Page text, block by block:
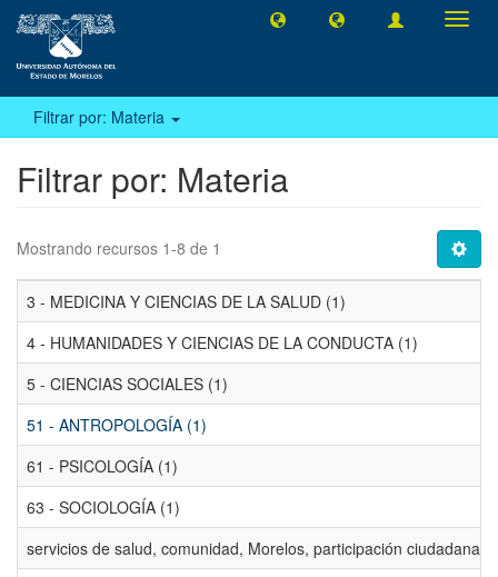
Filtrar por: Materia
Filtrar por: Materia
Mostrando recursos 1-8 de 1
3 - MEDICINA Y CIENCIAS DE LA SALUD (1)
4 - HUMANIDADES Y CIENCIAS DE LA CONDUCTA (1)
5 - CIENCIAS SOCIALES (1)
51 - ANTROPOLOGÍA (1)
61 - PSICOLOGÍA (1)
63 - SOCIOLOGÍA (1)
servicios de salud, comunidad, Morelos, participación